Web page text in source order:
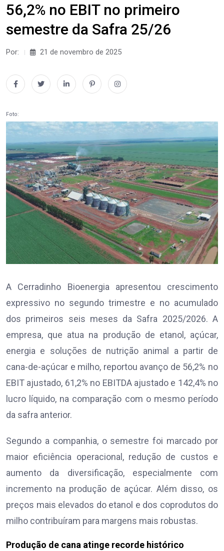
56,2% no EBIT no primeiro
semestre da Safra 25/26
Por: 21 de novembro de 2025
Foto:
A Cerradinho Bioenergia apresentou crescimento
expressivo no segundo trimestre e no acumulado
dos primeiros seis meses da Safra 2025/2026. A
empresa, que atua na produção de etanol, açúcar,
energia e soluções de nutrição animal a partir de
cana-de-açúcar e milho, reportou avanço de 56,2% no
EBIT ajustado, 61,2% no EBITDA ajustado e 142,4% no
lucro líquido, na comparação com o mesmo período
da safra anterior.
Segundo a companhia, o semestre foi marcado por
maior eficiência operacional, redução de custos e
aumento da diversificação, especialmente com
incremento na produção de açúcar. Além disso, os
preços mais elevados do etanol e dos coprodutos do
milho contribuíram para margens mais robustas.
Produção de cana atinge recorde histórico